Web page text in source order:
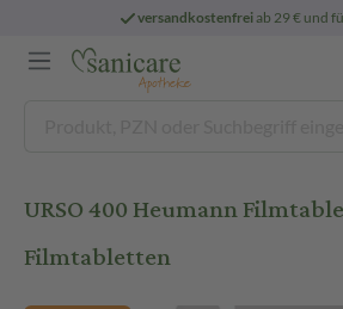
versandkostenfreiab 29 € und
URSO 400 Heumann
Filmtabletten